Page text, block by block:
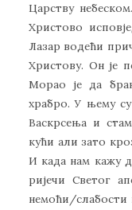
Царству
Христово
Лазар водећи
Христову. Он је
Морао је да
храбро. У њему
Васкрсења и
кући али зато
И када нам кажу
ријечи Светог
немоћи/слабости